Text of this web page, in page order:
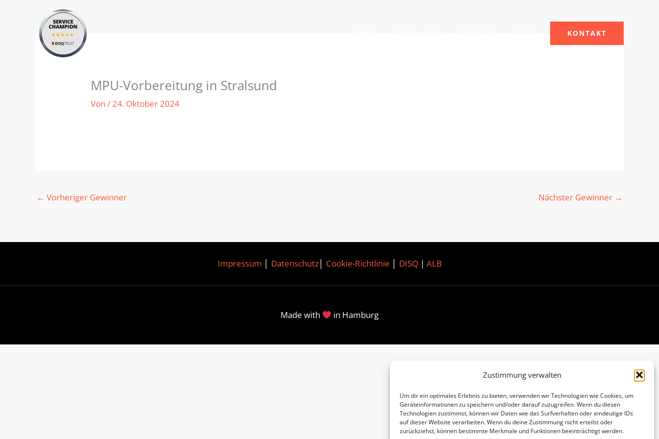
Zustimmung verwalten
Um dir ein optimales Erlebnis zu bieten, verwenden wir Technologien wie Cookies, um
Geräteinformationen zu speichern und/oder darauf zuzugreifen. Wenn du diesen
Technologien zustimmst, können wir Daten wie das Surfverhalten oder eindeutige IDs
auf dieser Website verarbeiten. Wenn du deine Zustimmung nicht erteilst oder
zurückziehst, können bestimmte Merkmale und Funktionen beeinträchtigt werden.
KONTAKT
MPU-Vorbereitung in Stralsund
Von/24. Oktober 2024
← Vorheriger Gewinner Nächster Gewinner →
Impressum Datenschutz│ Cookie-Richtlinie DISQ| ALB
Made with in Hamburg